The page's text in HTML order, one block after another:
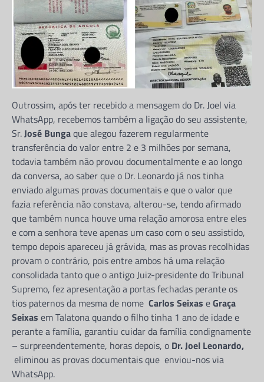
Outrossim, após ter recebido a mensagem do Dr. Joel via
WhatsApp, recebemos também a ligação do seu assistente,
Sr.José Bungaque alegou fazerem regularmente
transferência do valor entre 2 e 3 milhões por semana,
todavia também não provou documentalmente e ao longo
da conversa, ao saber que o Dr. Leonardo já nos tinha
enviado algumas provas documentais e que o valor que
fazia referência não constava, alterou-se, tendo afirmado
que também nunca houve uma relação amorosa entre eles
e com a senhora teve apenas um caso com o seu assistido,
tempo depois apareceu já grávida, mas as provas recolhidas
provam o contrário, pois entre ambos há uma relação
consolidada tanto que o antigo Juiz-presidente do Tribunal
Supremo, fez apresentação a portas fechadas perante os
tios paternos da mesma de nome Carlos Seixas eGraça
Seixas em Talatona quando o filho tinha 1 ano de idade e
perante a família, garantiu cuidar da família condignamente
– surpreendentemente, horas depois, o Dr. Joel Leonardo,
eliminou as provas documentais que enviou-nos via
WhatsApp.
CORRUPÇÃO
Chefe do DIIP no Zaíre e seu
sobrinho envolvidos no
contrabando de combustivel
Partilhe e siga-nos ...
Partilhe e siga-nos …De acordo com as
informações e documentos que a redação da
NSISA REFLEXÕES teve acesso, no mês…
DIREITOS HUMANOS
Mais de 50 reclusos morrem
devido as péssimas condições
na cadeia de Viana em Luanda